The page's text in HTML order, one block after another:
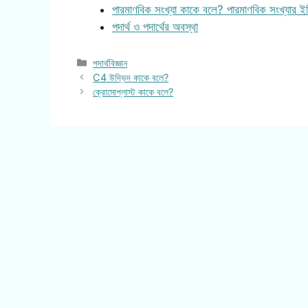
পারমাণবিক সংখ্যা কাকে বলে? পারমাণবিক সংখ্যার
পদার্থ ও পদার্থের অবস্থা
Categories
পদার্থবিজ্ঞান
C4 উদ্ভিদ কাকে বলে?
ক্রোমোপ্লাস্ট কাকে বলে?